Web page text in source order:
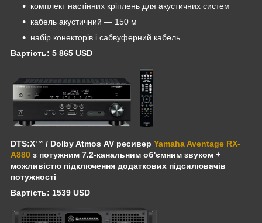
комплект настінних кріплень для акустичних систем
кабель акустичний ― 150 м
набір конекторів і сабвуферний кабель
Вартість: 5 865 USD
DTS:X™ / Dolby Atmos AV ресивер Yamaha Aventage RX-
A880 з потужним 7.2-канальним об'ємним звуком +
можливістю підключення додаткових підсилювачів
потужності
Вартість: 1539 USD